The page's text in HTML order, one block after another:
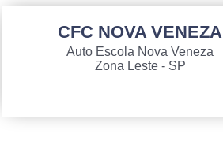
CFC NOVA VENEZA
Auto Escola Nova Veneza
Zona Leste - SP